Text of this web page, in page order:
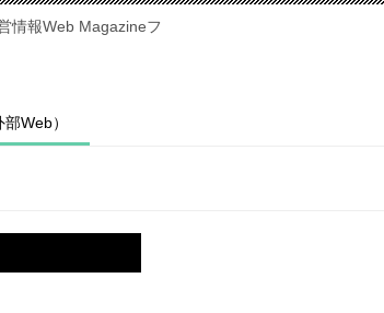
情報Web Magazineフ
Web）